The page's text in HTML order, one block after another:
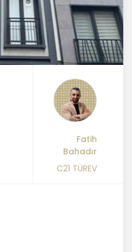
Fatih
Bahadır
C21 TÜREV